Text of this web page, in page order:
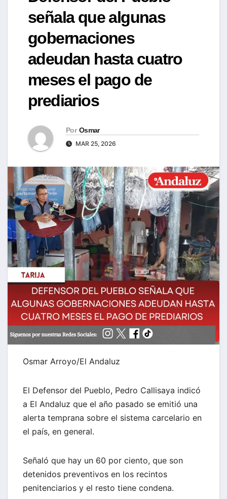
señala que algunas
gobernaciones
adeudan hasta cuatro
meses el pago de
prediarios
Por Osmar
MAR 25, 2026
Osmar Arroyo/El Andaluz
El Defensor del Pueblo, Pedro Callisaya indicó
a El Andaluz que el año pasado se emitió una
alerta temprana sobre el sistema carcelario en
el país, en general.
Señaló que hay un 60 por ciento, que son
detenidos preventivos en los recintos
penitenciarios y el resto tiene condena.